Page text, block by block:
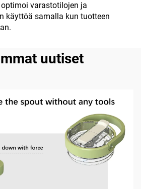
varastotilojen ja
käyttöä samalla kun tuotteen
uutiset